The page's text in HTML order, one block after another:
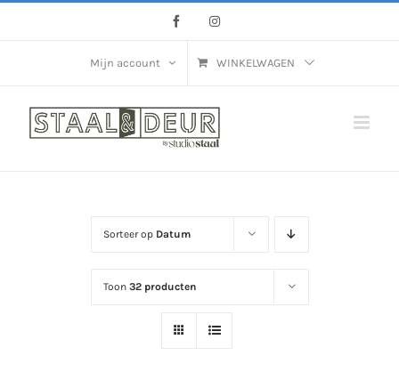
FacebookInstagram
Mijn account WINKELWAGEN
Sorteer op Datum
Toon 32 producten